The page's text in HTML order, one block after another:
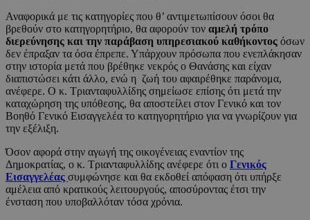
Αναφορικά με τις κατηγορίες που θ’ αντιμετωπίσουν όσοι θα
βρεθούν στο κατηγορητήριο, θα αφορούν τον αμελή τρόπο
διερεύνησης και την παράβαση υπηρεσιακού καθήκοντος όσων
δεν έπραξαν τα όσα έπρεπε. Υπάρχουν πρόσωπα που ενεπλάκησαν
στην ιστορία μετά που βρέθηκε νεκρός ο Θανάσης και είχαν
διαπιστώσει κάτι άλλο, ενώ η ζωή του αφαιρέθηκε παράνομα,
ανέφερε. Ο κ. Τριανταφυλλίδης σημείωσε επίσης ότι μετά την
καταχώρηση της υπόθεσης, θα αποστείλει στον Γενικό και τον
Βοηθό Γενικό Εισαγγελέα το κατηγορητήριο για να γνωρίζουν για
την εξέλιξη.
Όσον αφορά στην αγωγή της οικογένειας εναντίον της
Δημοκρατίας, ο κ. Τριανταφυλλίδης ανέφερε ότι ο Γενικός
Εισαγγελέας συμφώνησε και θα εκδοθεί απόφαση ότι υπήρξε
αμέλεια από κρατικούς λειτουργούς, αποσύροντας έτσι την
ένσταση που υποβαλλόταν τόσα χρόνια.